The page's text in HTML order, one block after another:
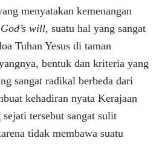
menyatakan kemenangan
will, suatu hal yang sangat
Tuhan Yesus di taman
bentuk dan kriteria yang
sangat radikal berbeda dari
kehadiran nyata Kerajaan
tersebut sangat sulit
tidak membawa suatu